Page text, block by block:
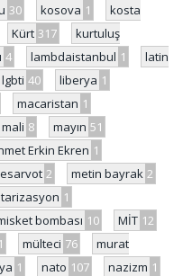
30 kosova 1
kosta
Kürt 317
kurtuluş
4 lambdaistanbul 1
latin
lgbti 40 liberya 1
macaristan 1
mali 8 mayın 51
Erkin Ekren 1
2 metin bayrak 2
1
bombası 10 MİT 12
1 mülteci 76
murat
1 nato 107 nazizm 1